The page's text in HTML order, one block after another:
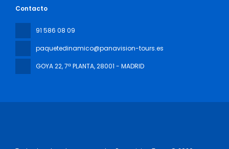
Contacto
91 586 08 09
paquetedinamico@panavision-tours.es
GOYA 22, 7ª PLANTA, 28001 - MADRID